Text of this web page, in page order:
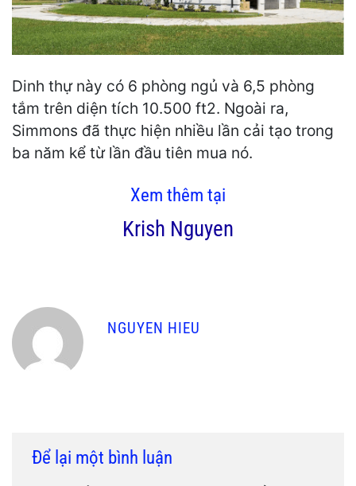
Dinh thự này có 6 phòng ngủ và 6,5 phòng
tắm trên diện tích 10.500 ft2. Ngoài ra,
Simmons đã thực hiện nhiều lần cải tạo trong
ba năm kể từ lần đầu tiên mua nó.
Xem thêm tại
Krish Nguyen
NGUYEN HIEU
Để lại một bình luận